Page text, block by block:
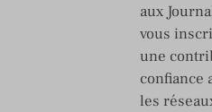
aux
vous
une
confiance
les